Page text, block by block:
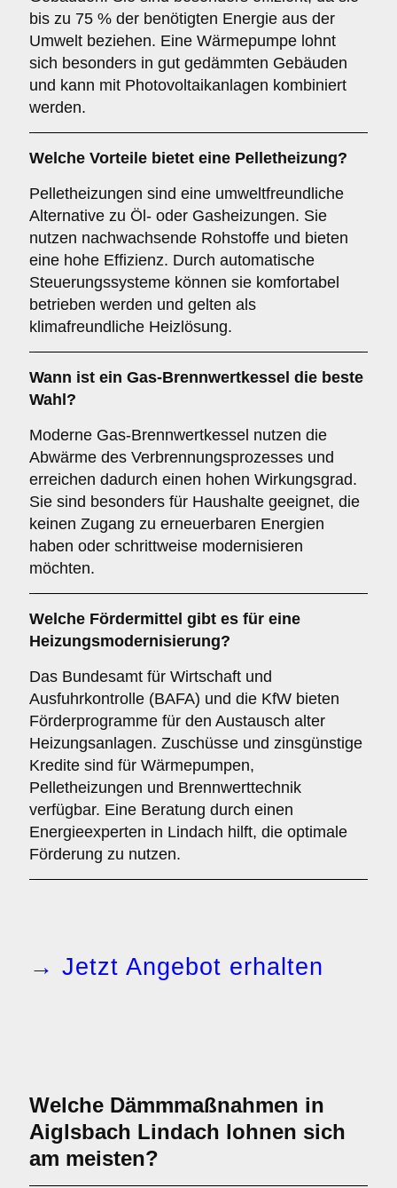
bis zu 75 % der benötigten Energie aus der
Umwelt beziehen. Eine Wärmepumpe lohnt
sich besonders in gut gedämmten Gebäuden
und kann mit Photovoltaikanlagen kombiniert
werden.
Welche Vorteile bietet eine Pelletheizung?
Pelletheizungen sind eine umweltfreundliche
Alternative zu Öl- oder Gasheizungen. Sie
nutzen nachwachsende Rohstoffe und bieten
eine hohe Effizienz. Durch automatische
Steuerungssysteme können sie komfortabel
betrieben werden und gelten als
klimafreundliche Heizlösung.
Wann ist ein Gas-Brennwertkessel die beste
Wahl?
Moderne Gas-Brennwertkessel nutzen die
Abwärme des Verbrennungsprozesses und
erreichen dadurch einen hohen Wirkungsgrad.
Sie sind besonders für Haushalte geeignet, die
keinen Zugang zu erneuerbaren Energien
haben oder schrittweise modernisieren
möchten.
Welche Fördermittel gibt es für eine
Heizungsmodernisierung?
Das Bundesamt für Wirtschaft und
Ausfuhrkontrolle (BAFA) und die KfW bieten
Förderprogramme für den Austausch alter
Heizungsanlagen. Zuschüsse und zinsgünstige
Kredite sind für Wärmepumpen,
Pelletheizungen und Brennwerttechnik
verfügbar. Eine Beratung durch einen
Energieexperten in Lindach hilft, die optimale
Förderung zu nutzen.
→ Jetzt Angebot erhalten
Welche Dämmmaßnahmen in
Aiglsbach Lindach lohnen sich
am meisten?